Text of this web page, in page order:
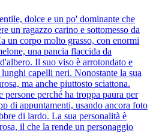
dolce e un po' dominante che
un ragazzo carino e sottomesso da
un corpo molto grasso, con enormi
una pancia flaccida da
Il suo viso è arrotondato e
capelli neri. Nonostante la sua
ma anche piuttosto sciattona.
persone perché ha troppa paura per
di appuntamenti, usando ancora foto
di lardo. La sua personalità è
il che la rende un personaggio